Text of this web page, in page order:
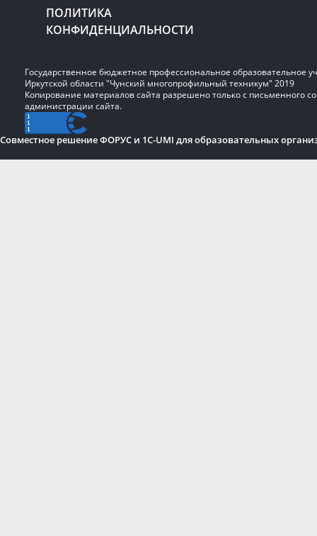
ПОЛИТИКА
КОНФИДЕНЦИАЛЬНОСТИ
Государственное бюджетное профессиональное образовательное
Иркутской области "Чунский многопрофильный техникум" 2019
Копирование материалов сайта разрешено только с письменного
администрации сайта.
Совместное решение ФОРУС и 1C-UMI для образовательных